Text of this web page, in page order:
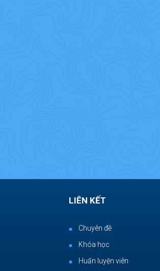
LIÊN KẾT
Chuyên đề
Khóa học
Huấn luyện viên